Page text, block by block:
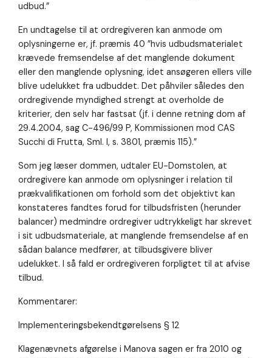
udbud.”
En undtagelse til at ordregiveren kan anmode om
oplysningerne er, jf. præmis 40 ”hvis udbudsmaterialet
krævede fremsendelse af det manglende dokument
eller den manglende oplysning, idet ansøgeren ellers ville
blive udelukket fra udbuddet. Det påhviler således den
ordregivende myndighed strengt at overholde de
kriterier, den selv har fastsat (jf. i denne retning dom af
29.4.2004, sag C-496/99 P, Kommissionen mod CAS
Succhi di Frutta, Sml. I, s. 3801, præmis 115).”
Som jeg læser dommen, udtaler EU-Domstolen, at
ordregivere kan anmode om oplysninger i relation til
prækvalifikationen om forhold som det objektivt kan
konstateres fandtes forud for tilbudsfristen (herunder
balancer) medmindre ordregiver udtrykkeligt har skrevet
i sit udbudsmateriale, at manglende fremsendelse af en
sådan balance medfører, at tilbudsgivere bliver
udelukket. I så fald er ordregiveren forpligtet til at afvise
tilbud.
Kommentarer:
Implementeringsbekendtgørelsens § 12
Klagenævnets afgørelse i Manova sagen er fra 2010 og